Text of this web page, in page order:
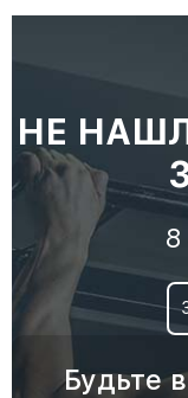
НЕ
8
Будьте